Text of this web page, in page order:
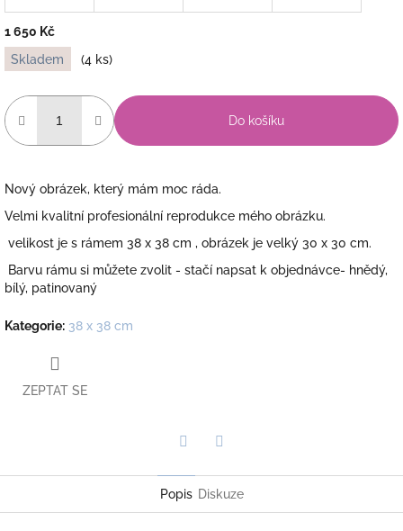
1 650 Kč
Měrná
cena:
Skladem (4 ks)
Do košíku
Nový obrázek, který mám moc ráda.
Velmi kvalitní profesionální reprodukce mého obrázku.
velikost je s rámem 38 x 38 cm , obrázek je velký 30 x 30 cm.
Barvu rámu si můžete zvolit - stačí napsat k objednávce- hnědý,
bílý, patinovaný
Kategorie: 38 x 38 cm
ZEPTAT SE
Popis Diskuze